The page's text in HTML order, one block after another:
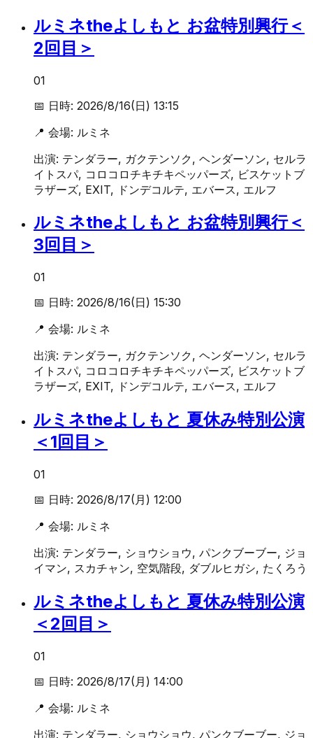
ルミネtheよしもと お盆特別興行＜
2回目＞
01
📅 日時: 2026/8/16(日) 13:15
📍 会場: ルミネ
出演: テンダラー, ガクテンソク, ヘンダーソン, セルラ
イトスパ, コロコロチキチキペッパーズ, ビスケットブ
ラザーズ, EXIT, ドンデコルテ, エバース, エルフ
ルミネtheよしもと お盆特別興行＜
3回目＞
01
📅 日時: 2026/8/16(日) 15:30
📍 会場: ルミネ
出演: テンダラー, ガクテンソク, ヘンダーソン, セルラ
イトスパ, コロコロチキチキペッパーズ, ビスケットブ
ラザーズ, EXIT, ドンデコルテ, エバース, エルフ
ルミネtheよしもと 夏休み特別公演
＜1回目＞
01
📅 日時: 2026/8/17(月) 12:00
📍 会場: ルミネ
出演: テンダラー, ショウショウ, パンクブーブー, ジョ
イマン, スカチャン, 空気階段, ダブルヒガシ, たくろう
ルミネtheよしもと 夏休み特別公演
＜2回目＞
01
📅 日時: 2026/8/17(月) 14:00
📍 会場: ルミネ
出演: テンダラー, ショウショウ, パンクブーブー, ジョ